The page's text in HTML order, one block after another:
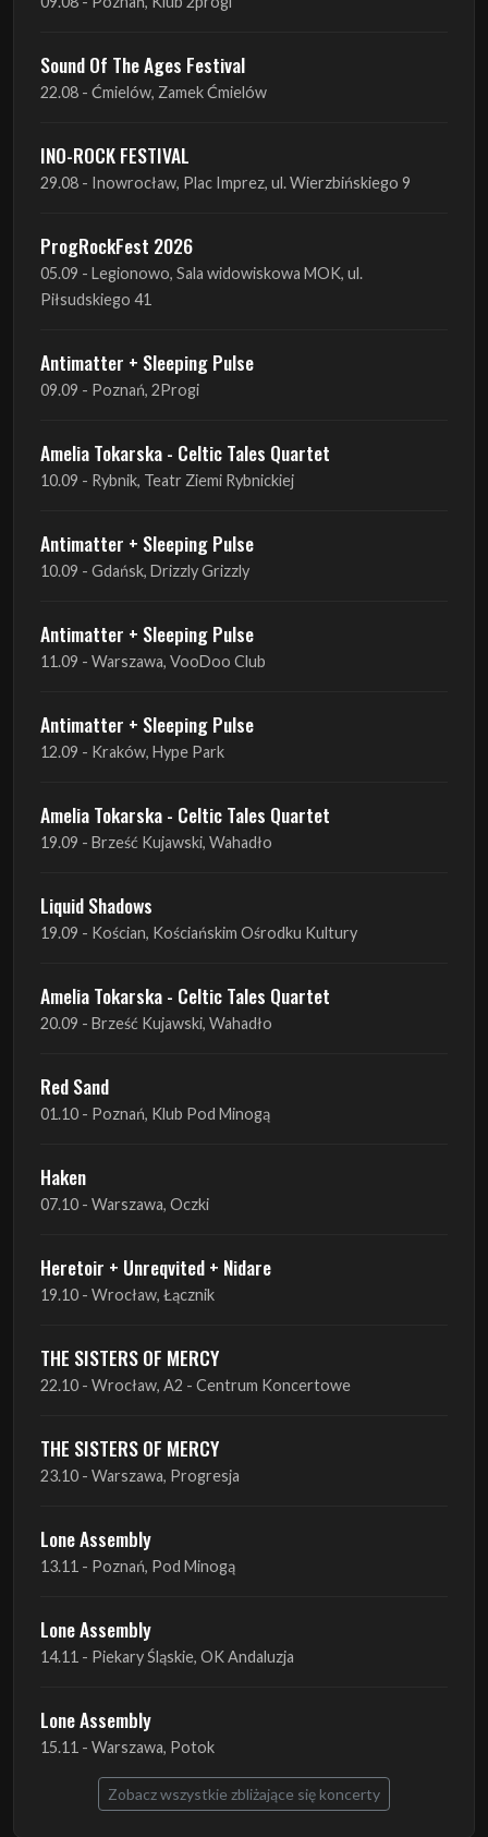
INO-ROCK FESTIVAL
29.08 - Inowrocław, Plac Imprez, ul. Wierzbińskiego 9
ProgRockFest 2026
Antimatter + Sleeping Pulse
09.09 - Poznań, 2Progi
Amelia Tokarska - Celtic Tales Quartet
10.09 - Rybnik, Teatr Ziemi Rybnickiej
Antimatter + Sleeping Pulse
Antimatter + Sleeping Pulse
11.09 - Warszawa, VooDoo Club
Antimatter + Sleeping Pulse
12.09 - Kraków, Hype Park
Amelia Tokarska - Celtic Tales Quartet
19.09 - Brześć Kujawski, Wahadło
Liquid Shadows
19.09 - Kościan, Kościańskim Ośrodku Kultury
Amelia Tokarska - Celtic Tales Quartet
20.09 - Brześć Kujawski, Wahadło
Red Sand
Haken
Heretoir + Unreqvited + Nidare
THE SISTERS OF MERCY
22.10 - Wrocław, A2 - Centrum Koncertowe
THE SISTERS OF MERCY
Lone Assembly
Lone Assembly
14.11 - Piekary Śląskie, OK Andaluzja
Lone Assembly
15.11 - Warszawa, Potok